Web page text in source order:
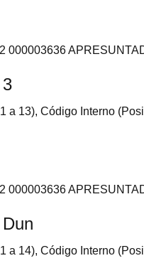
000003636
a 13), Código Interno
000003636
a 14), Código Interno